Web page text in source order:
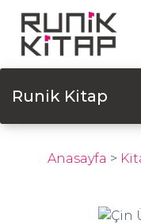
Runik Kitap
Anasayfa >